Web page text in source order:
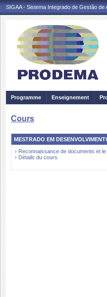
SIGAA - Sistema Integrado de Gestão de
Programme
Enseignement
Cours
MESTRADO EM
› Reconnaissance de documents et
› Détails du cours